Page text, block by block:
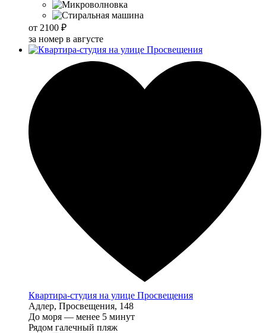
от 2100 ₽
за номер в августе
Квартира-студия на улице Просвещения
Адлер, Просвещения, 148
До моря — менее 5 минут
Рядом галечный пляж